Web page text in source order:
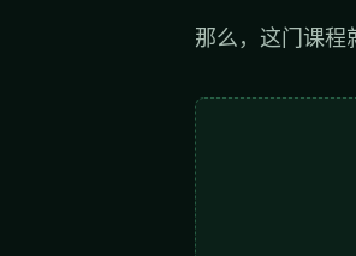
那么，这门课程